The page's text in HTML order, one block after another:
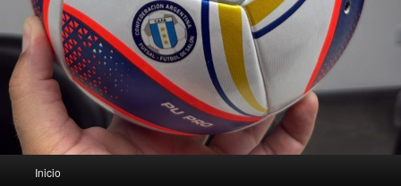
Inicio